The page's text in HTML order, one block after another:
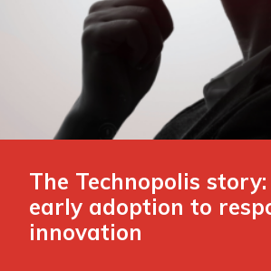
The Technopolis
early adoption to
innovation